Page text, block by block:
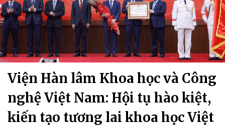
Viện Hàn lâm Khoa học và Công
nghệ Việt Nam: Hội tụ hào kiệt,
kiến tạo tương lai khoa học Việt